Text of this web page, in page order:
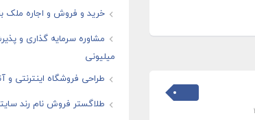
خرید و فروش و اجاره ملک
مشاوره سرمایه گذاری و
میلیونی
طراحی فروشگاه اینترنتی و
طلاگستر فروش نام رند